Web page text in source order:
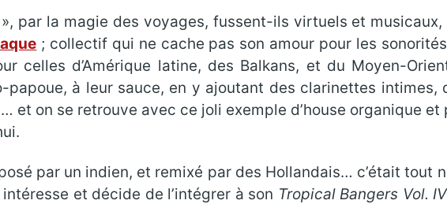
par la magie des voyages, fussent-ils virtuels et
; collectif qui ne cache pas son amour pour les sonorités
celles d’Amérique latine, des Balkans, et du Moyen-
à leur sauce, en y ajoutant des clarinettes intimes,
on se retrouve avec ce joli exemple d’house organique et
par un indien, et remixé par des Hollandais… c’était tout
et décide de l’intégrer à son Tropical Bangers Vol. IV